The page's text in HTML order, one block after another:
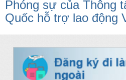
Phóng sự của Thông
Quốc hỗ trợ lao động